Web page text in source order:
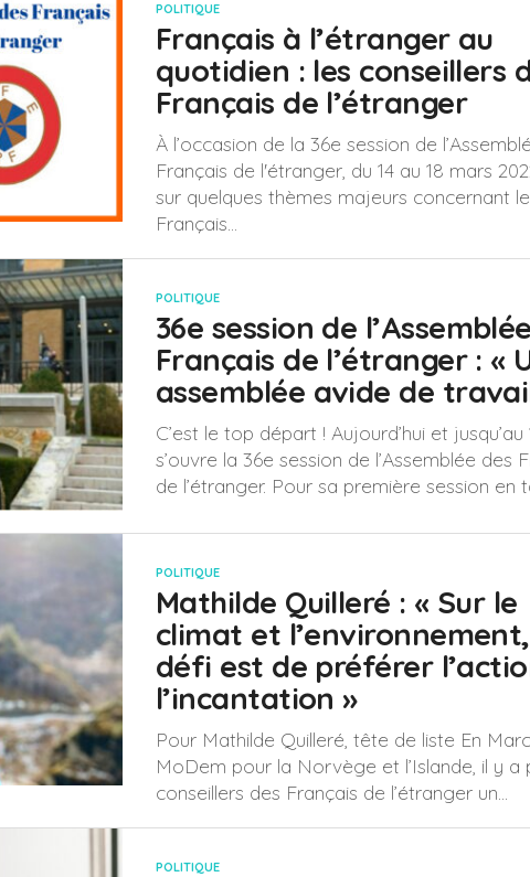
POLITIQUE
Français à l’étranger au
quotidien : les conseillers
Français de l’étranger
À l’occasion de la 36e session de
Français de l'étranger, du 14 au 18 mars
sur quelques thèmes majeurs concernant
Français...
POLITIQUE
36e session de
Français de l’étranger : «
assemblée avide de
C’est le top départ ! Aujourd’hui et jusqu’au
s’ouvre la 36e session de l’Assemblée des
de l’étranger. Pour sa première session en
POLITIQUE
Mathilde Quilleré : « Sur le
climat et
défi est de préférer
l’incantation »
Pour Mathilde Quilleré, tête de liste En
MoDem pour la Norvège et l’Islande, il y a
conseillers des Français de l’étranger un...
POLITIQUE